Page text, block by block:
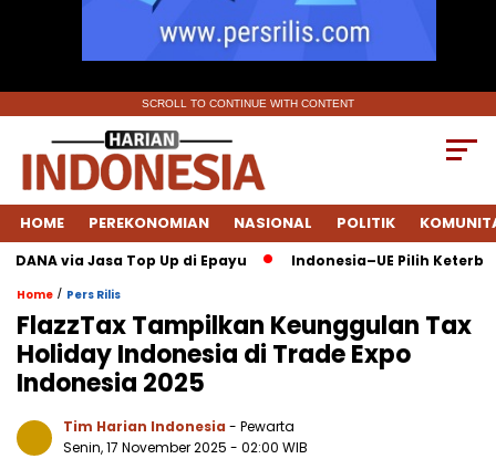
SCROLL TO CONTINUE WITH CONTENT
HOME PEREKONOMIAN NASIONAL POLITIK
via Jasa Top Up di Epayu Indonesia–UE Pilih
Home / Pers Rilis
FlazzTax Tampilkan Keunggulan Tax
Holiday Indonesia di Trade Expo
Indonesia 2025
Tim Harian Indonesia - Pewarta
Senin, 17 November 2025 - 02:00 WIB